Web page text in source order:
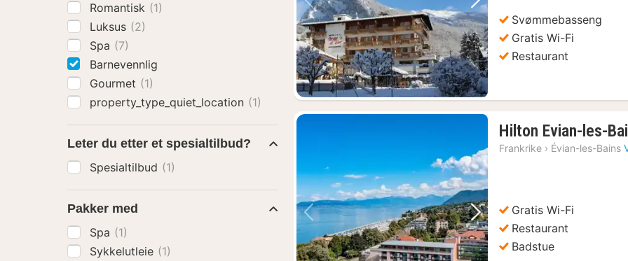
Forrige bilde Neste bildeSvømmebasseng
Gratis Wi-Fi
Restaurant
Forrige bilde Neste bilde
Hilton Evian-les-
Frankrike › Évian-les-Bains
Gratis Wi-Fi
Restaurant
Badstue
Romantisk (1)
Luksus (2)
Spa (7)
Barnevennlig
Gourmet (1)
property_type_quiet_location (1)
Leter du etter et spesialtilbud?
Spesialtilbud (1)
Pakker med
Spa (1)
Sykkelutleie (1)